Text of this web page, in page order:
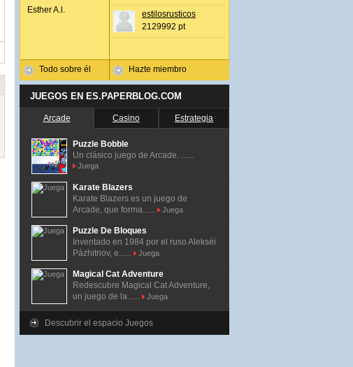
Esther A.l.
Todo sobre él
estilosrusticos
2129992 pt
Hazte miembro
JUEGOS EN ES.PAPERBLOG.COM
Arcade Casino Estrategia
Puzzle Bobble
Un clásico juego de Arcade. ......
Juega
Karate Blazers
Karate Blazers es un juego de
Arcade, que forma......
Juega
Puzzle De Bloques
Inventado en 1984 por el ruso Alekséi
Pázhitnov, e......
Juega
Magical Cat Adventure
Redescubre Magical Cat Adventure,
un juego de la......
Juega
Descubrir el espacio Juegos